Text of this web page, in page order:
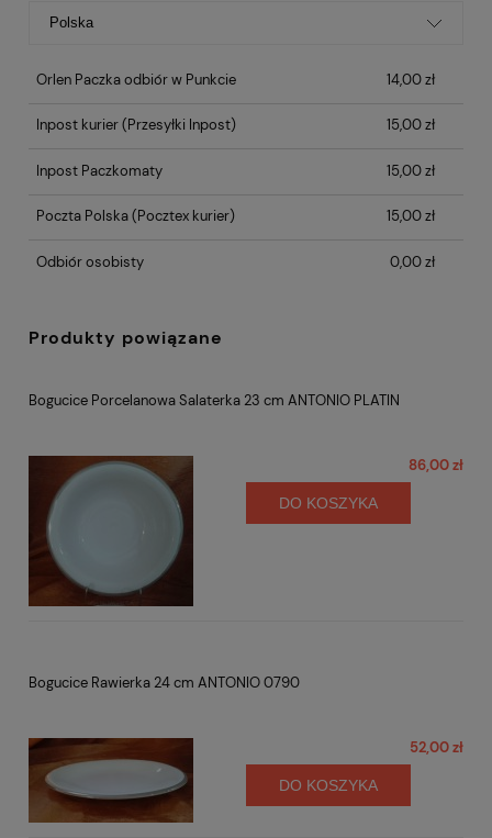
Orlen Paczka odbiór w Punkcie 14,00 zł
Inpost kurier(Przesyłki Inpost) 15,00 zł
Inpost Paczkomaty 15,00 zł
Poczta Polska(Pocztex kurier) 15,00 zł
Odbiór osobisty 0,00 zł
Produkty powiązane
Bogucice Porcelanowa Salaterka 23 cm ANTONIO PLATIN
86,00 zł
DO KOSZYKA
Bogucice Rawierka 24 cm ANTONIO 0790
52,00 zł
DO KOSZYKA